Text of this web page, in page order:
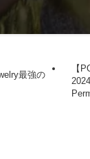
最強の
【